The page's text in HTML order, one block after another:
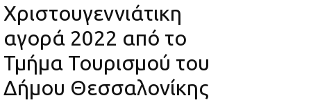
Xριστουγεννιάτικη
αγορά 2022 από το
Τμήμα Τουρισμού του
Δήμου Θεσσαλονίκης